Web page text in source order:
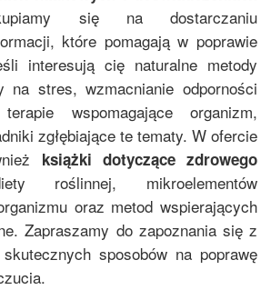
się na dostarczaniu
które pomagają w poprawie
interesują cię naturalne metody
na stres, wzmacnianie odporności
wspomagające organizm,
zgłębiające te tematy. W ofercie
książki dotyczące zdrowego
roślinnej, mikroelementów
oraz metod wspierających
Zapraszamy do zapoznania się z
sposobów na poprawę